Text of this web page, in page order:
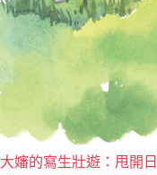
大嬸的寫生壯遊：甩開